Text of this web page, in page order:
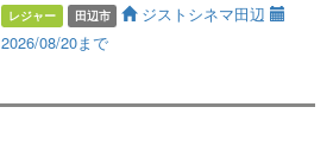
レジャー 田辺市
ジストシネマ田辺
2026/08/20まで